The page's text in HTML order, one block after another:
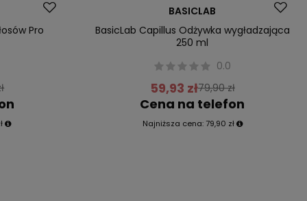
Pro
BASICLAB
BasicLab Capillus Odżywka wygładzająca
250 ml
0.0
59,93 zł79,90 zł
Cena na telefon
Najniższa cena: 79,90 zł